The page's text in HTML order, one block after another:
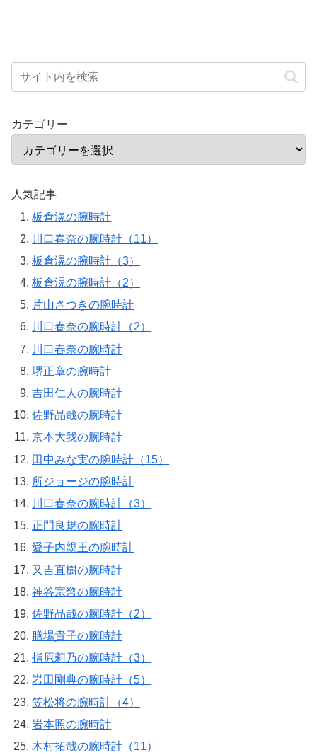
カテゴリー
人気記事
板倉滉の腕時計
川口春奈の腕時計（11）
板倉滉の腕時計（3）
板倉滉の腕時計（2）
片山さつきの腕時計
川口春奈の腕時計（2）
川口春奈の腕時計
堺正章の腕時計
吉田仁人の腕時計
佐野晶哉の腕時計
京本大我の腕時計
田中みな実の腕時計（15）
所ジョージの腕時計
川口春奈の腕時計（3）
正門良規の腕時計
愛子内親王の腕時計
又吉直樹の腕時計
神谷宗幣の腕時計
佐野晶哉の腕時計（2）
膳場貴子の腕時計
指原莉乃の腕時計（3）
岩田剛典の腕時計（5）
笠松将の腕時計（4）
岩本照の腕時計
木村拓哉の腕時計（11）